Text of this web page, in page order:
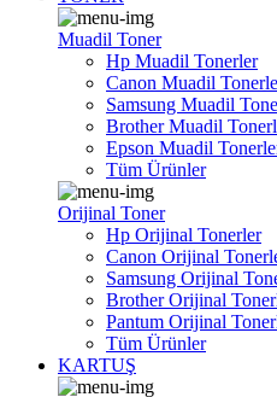
Muadil Toner
Hp Muadil Tonerler
Canon Muadil
Samsung Muadil
Brother Muadil
Epson Muadil
Tüm Ürünler
Orijinal Toner
Hp Orijinal Tonerler
Canon Orijinal
Samsung Orijinal
Brother Orijinal
Pantum Orijinal
Tüm Ürünler
KARTUŞ